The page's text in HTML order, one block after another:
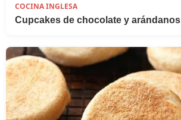
COCINA INGLESA
Cupcakes de chocolate y arándanos